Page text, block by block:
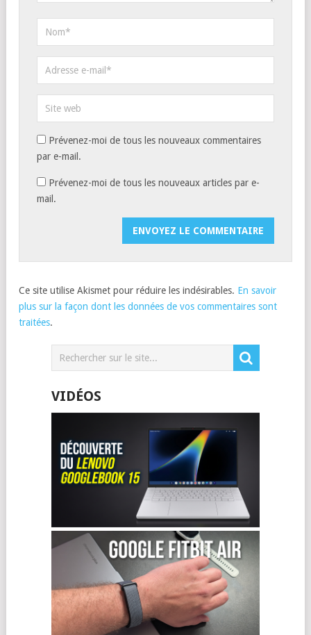
Prévenez-moi de tous les nouveaux commentaires
par e-mail.
Prévenez-moi de tous les nouveaux articles par e-
mail.
Ce site utilise Akismet pour réduire les indésirables. En savoir
plus sur la façon dont les données de vos commentaires sont
traitées.
VIDÉOS